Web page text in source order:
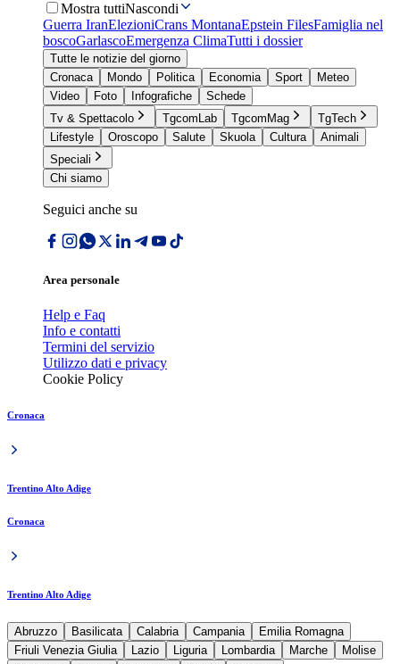
Mostra tuttiNascondi
Guerra IranElezioniCrans MontanaEpstein FilesFamiglia nel
boscoGarlascoEmergenza ClimaTutti i dossier
Tutte le notizie del giorno
Cronaca
Mondo Politica Economia Sport
Meteo
Video
Foto Infografiche
Schede
Tv & Spettacolo
TgcomLab TgcomMag
TgTech
Lifestyle
Oroscopo Salute Skuola Cultura
Animali
Speciali
Chi siamo
Seguici anche su
Area personale
Help e Faq
Info e contatti
Termini del servizio
Utilizzo dati e privacy
Cookie Policy
Cronaca
Trentino Alto Adige
Cronaca
Trentino Alto Adige
Abruzzo Basilicata Calabria Campania
Emilia Romagna
Friuli Venezia Giulia
Lazio Liguria Lombardia Marche
Molise